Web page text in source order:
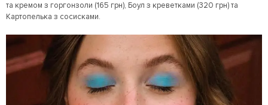
та кремом з горгонзоли (165 грн), Боул з креветками (320 грн) та
Картопелька з сосисками.